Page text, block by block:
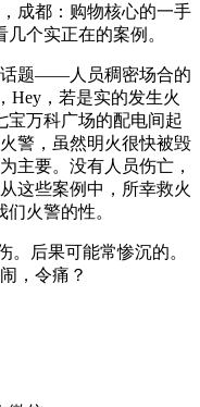
成都：购物核心的一手
个实正在的案例。
题——人员稠密场合的
Hey，若是实的发生火
宝万科广场的配电间起
警，虽然明火很快被毁
主要。没有人员伤亡，
这些案例中，所幸救火
火警的性。
后果可能常惨沉的。
，令痛？